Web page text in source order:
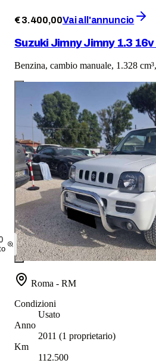
€3.400,00Vai all'annuncio
Suzuki Jimny Jimny 1.3
Benzina, cambio manuale, 1.328
Roma - RM
Condizioni
Usato
Anno
2011 (1 proprietario)
Km
112.500